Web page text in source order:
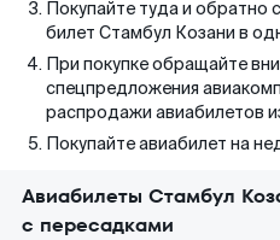
Покупайте туда и обратно
билет Стамбул Козани в
При покупке обращайте
спецпредложения
распродажи авиабилетов
Покупайте авиабилет на
Авиабилеты Стамбул
с пересадками